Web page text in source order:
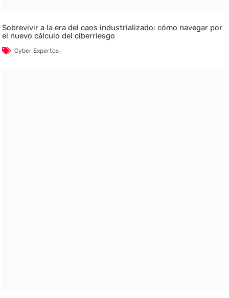
Sobrevivir a la era del caos industrializado: cómo navegar por
el nuevo cálculo del ciberriesgo
Cyber Expertos